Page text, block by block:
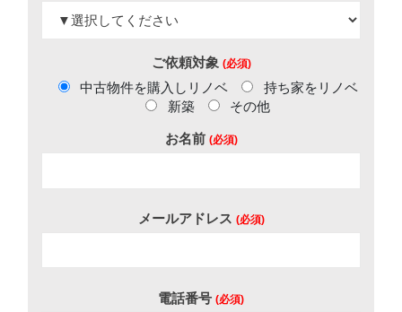
ご依頼対象 (必須)
中古物件を購入しリノベ
持ち家をリノベ
新築
その他
お名前 (必須)
メールアドレス (必須)
電話番号 (必須)